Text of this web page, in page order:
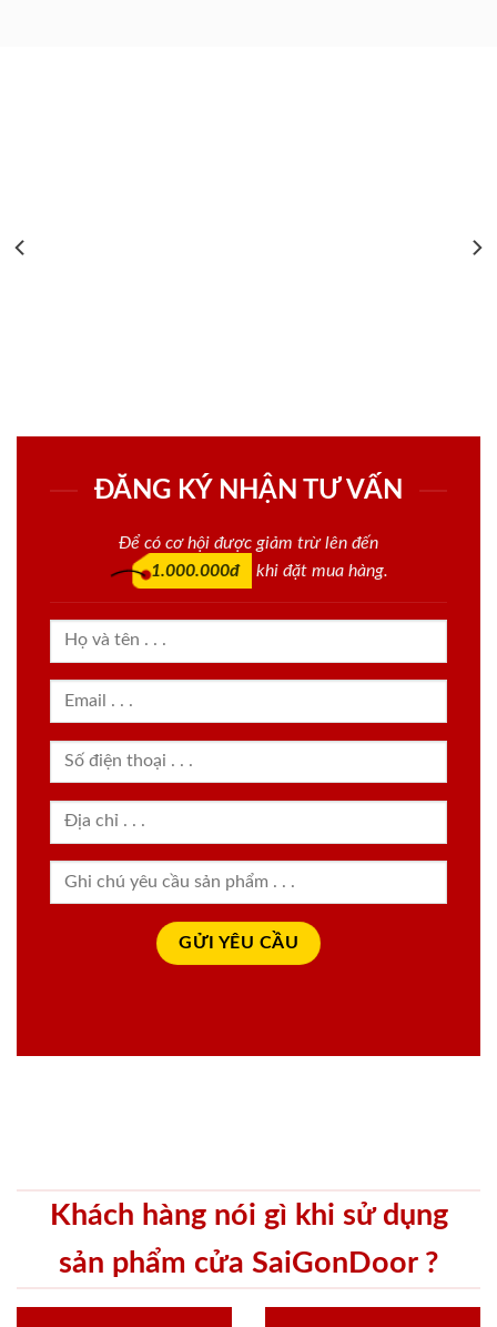
ĐĂNG KÝ NHẬN TƯ VẤN
Để có cơ hội được giảm trừ lên đến
1.000.000đ
khi đặt mua hàng.
Khách hàng nói gì khi sử dụng
sản phẩm cửa SaiGonDoor ?